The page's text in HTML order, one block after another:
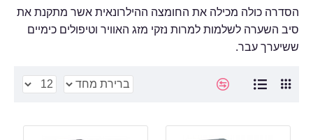
הסדרה כולה מכילה את החומצה ההילרונאית אשר מתקנת את
סיב השערה לשלמות למרות נזקי מזג האוויר וטיפולים כימיים
ששיערך עבר.